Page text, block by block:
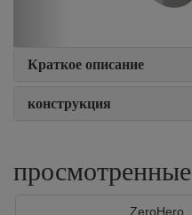
Краткое описание
конструкция
просмотренные
ZeroHero